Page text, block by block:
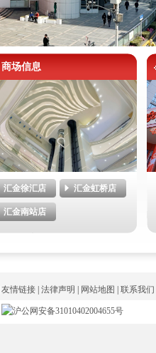
商场信息
汇金徐汇店 汇金虹桥店
汇金南站店
友情链接| 法律声明 网站地图 联系我们
沪公网安备31010402004655号